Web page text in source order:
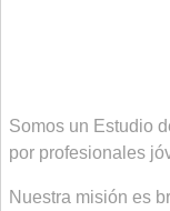
Somos un Estudio
por profesionales
Nuestra misión es